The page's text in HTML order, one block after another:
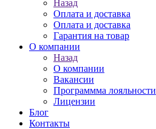
Назад
Оплата и доставка
Оплата и доставка
Гарантия на товар
О компании
Назад
О компании
Вакансии
Программма лояльности
Лицензии
Блог
Контакты